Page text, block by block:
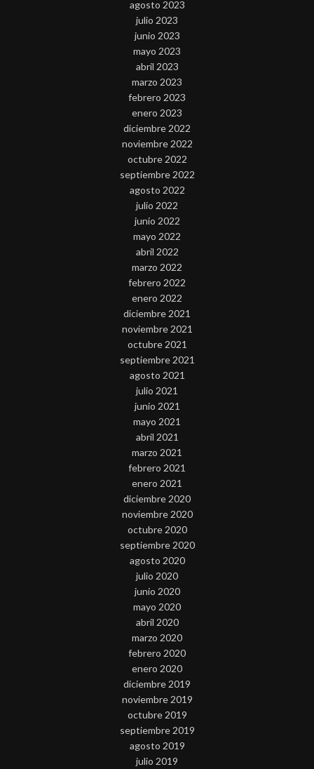
agosto 2023
julio 2023
junio 2023
mayo 2023
abril 2023
marzo 2023
febrero 2023
enero 2023
diciembre 2022
noviembre 2022
octubre 2022
septiembre 2022
agosto 2022
julio 2022
junio 2022
mayo 2022
abril 2022
marzo 2022
febrero 2022
enero 2022
diciembre 2021
noviembre 2021
octubre 2021
septiembre 2021
agosto 2021
julio 2021
junio 2021
mayo 2021
abril 2021
marzo 2021
febrero 2021
enero 2021
diciembre 2020
noviembre 2020
octubre 2020
septiembre 2020
agosto 2020
julio 2020
junio 2020
mayo 2020
abril 2020
marzo 2020
febrero 2020
enero 2020
diciembre 2019
noviembre 2019
octubre 2019
septiembre 2019
agosto 2019
julio 2019